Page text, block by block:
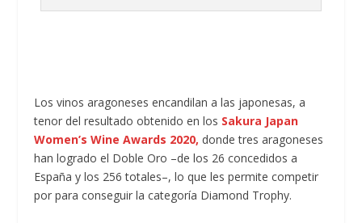
Los vinos aragoneses encandilan a las japonesas, a
tenor del resultado obtenido en los Sakura Japan
Women’s Wine Awards 2020, donde tres aragoneses
han logrado el Doble Oro –de los 26 concedidos a
España y los 256 totales–, lo que les permite competir
por para conseguir la categoría Diamond Trophy.